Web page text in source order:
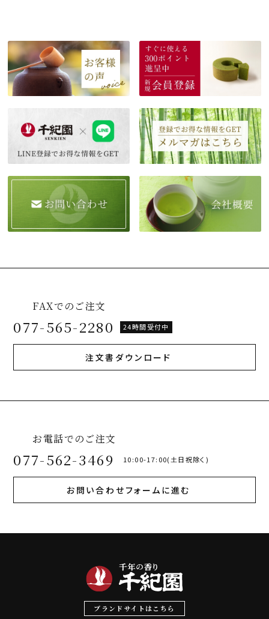
FAXでのご注文
077-565-2280 24時間受付中
注文書ダウンロード
お電話でのご注文
077-562-3469 10:00-17:00(土日祝除く)
お問い合わせフォームに進む
ブランドサイトはこちら